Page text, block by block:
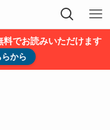
でお読みいただけます
から